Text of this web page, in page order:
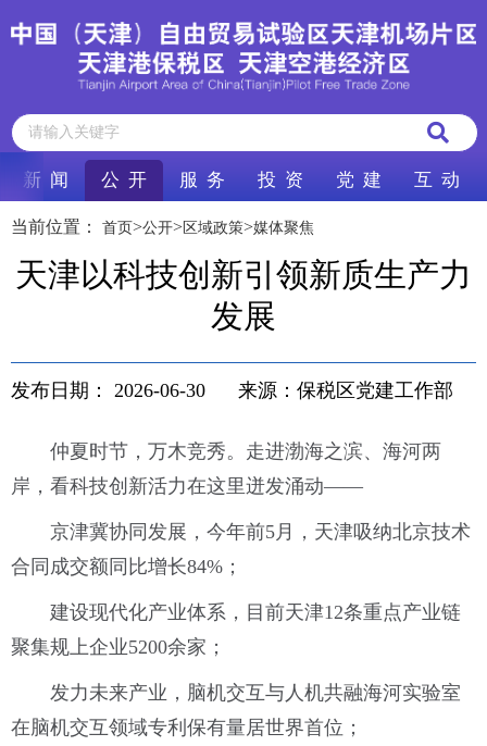
新 闻 公 开 服 务 投 资 党 建 互 动
当前位置： 首页>公开> 区域政策>媒体聚焦
天津以科技创新引领新质生产力
发展
发布日期： 2026-06-30 来源：保税区党建工作部
仲夏时节，万木竞秀。走进渤海之滨、海河两
岸，看科技创新活力在这里迸发涌动——
京津冀协同发展，今年前5月，天津吸纳北京技术
合同成交额同比增长84%；
建设现代化产业体系，目前天津12条重点产业链
聚集规上企业5200余家；
发力未来产业，脑机交互与人机共融海河实验室
在脑机交互领域专利保有量居世界首位；